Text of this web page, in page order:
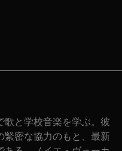
歌と学校音楽を学ぶ。彼
緊密な協力のもと、最新